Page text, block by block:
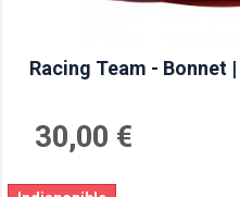
Racing Team - Bonnet |
30,00 €